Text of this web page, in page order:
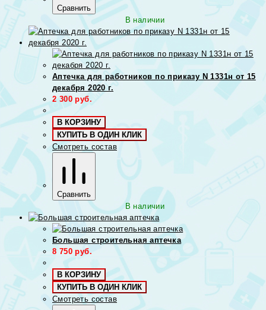
Сравнить
В наличии
Аптечка для работников по приказу N 1331н от 15
декабря 2020 г.
2 300 руб.
В КОРЗИНУ
КУПИТЬ В ОДИН КЛИК
Смотреть состав
Сравнить
В наличии
Большая строительная аптечка
8 750 руб.
В КОРЗИНУ
КУПИТЬ В ОДИН КЛИК
Смотреть состав